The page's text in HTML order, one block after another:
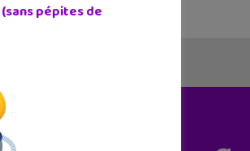
pépites de